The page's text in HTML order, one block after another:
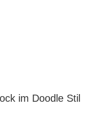
im Doodle Stil